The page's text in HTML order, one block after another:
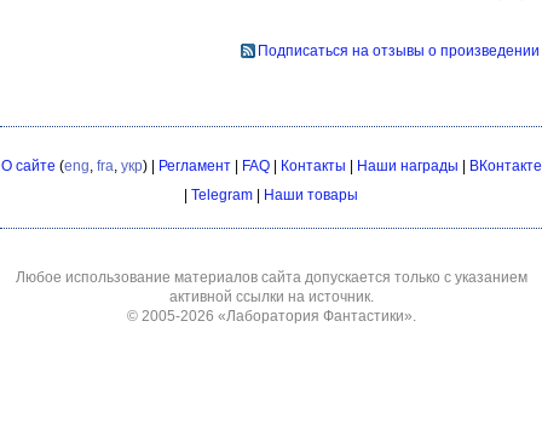
Подписаться на отзывы о произведении
О сайте (eng fra укр) | Регламент| FAQ| Контакты | Наши награды | ВКонтакте
| Telegram | Наши товары
Любое использование материалов сайта допускается только с указанием
активной ссылки на источник.
© 2005-2026 «Лаборатория Фантастики»